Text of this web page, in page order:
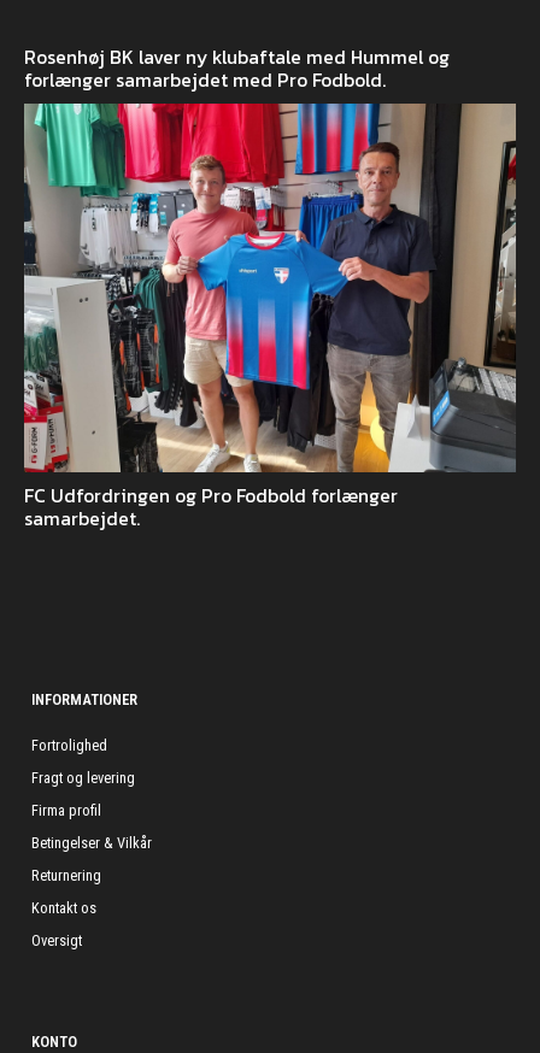
Rosenhøj BK laver ny klubaftale med Hummel og
forlænger samarbejdet med Pro Fodbold.
FC Udfordringen og Pro Fodbold forlænger
samarbejdet.
INFORMATIONER
Fortrolighed
Fragt og levering
Firma profil
Betingelser & Vilkår
Returnering
Kontakt os
Oversigt
KONTO